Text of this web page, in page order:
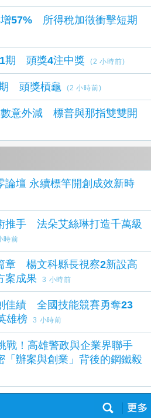
增57% 所得稅加徵衝擊短期
期 頭獎4注中獎 (2 小時前)
頭獎槓龜 (2 小時前)
意外減 標普與那指雙雙開
成效新時
推手 法朵艾絲琳打造千萬級
時前
章 楊文科縣長視察2新設高
案成果
3 小時前
佳績 全國技能競賽勇奪23
雄榜
3 小時前
戰！高雄警政與企業界聯手
辦案與創業」背後的鋼鐵毅